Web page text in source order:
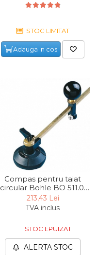
STOC LIMITAT
Adauga in cos
Compas pentru taiat
circular Bohle BO 511.0,
Ø600 mm
213,43 Lei
TVA inclus
STOC EPUIZAT
ALERTA STOC